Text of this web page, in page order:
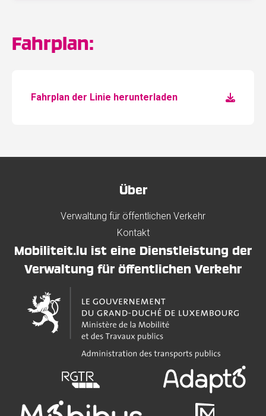
Fahrplan:
Fahrplan der Linie herunterladen
Über
Verwaltung für öffentlichen Verkehr
Kontakt
Mobiliteit.lu ist eine Dienstleistung der
Verwaltung für öffentlichen Verkehr